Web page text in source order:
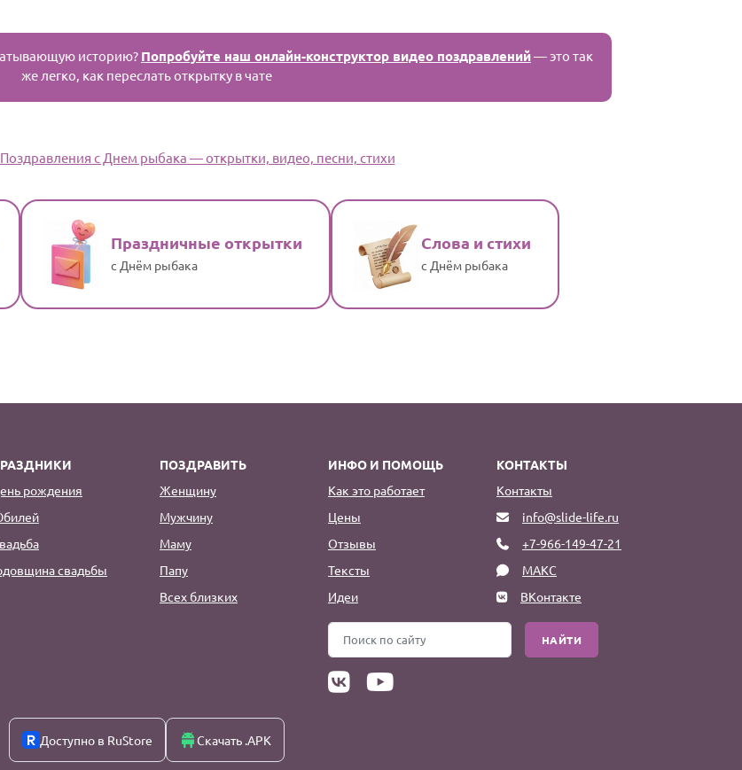
историю? Попробуйте наш онлайн-конструктор видео поздравлений— это так
же легко, как переслать открытку в чате
с Днем рыбака — открытки, видео, песни, стихи
Праздничные открытки
с Днём рыбака
Слова и стихи
с Днём рыбака
рождения
свадьбы
ПОЗДРАВИТЬ
Женщину
Мужчину
Маму
Папу
Всех близких
ИНФО И ПОМОЩЬ
Как это работает
Цены
Отзывы
Тексты
Идеи
КОНТАКТЫ
Контакты
info@slide-life.ru
+7-966-149-47-21
МАКС
ВКонтакте
НАЙТИ
Доступно в RuStore Скачать .APK